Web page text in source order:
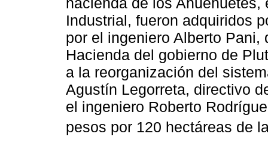
Industrial, fueron adquiridos
por el ingeniero Alberto
Hacienda del gobierno de
a la reorganización del
Agustín Legorreta, directivo
el ingeniero Roberto
pesos por 120 hectáreas de